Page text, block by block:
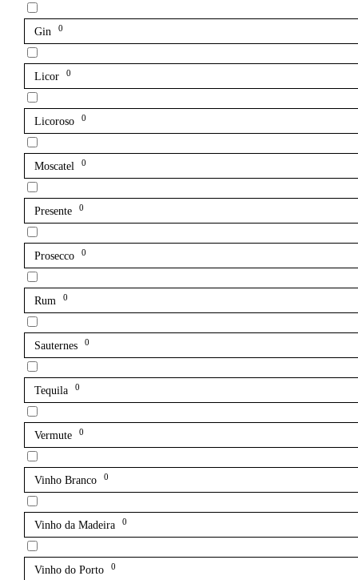
Gin 0
Licor 0
Licoroso 0
Moscatel 0
Presente 0
Prosecco 0
Rum 0
Sauternes 0
Tequila 0
Vermute 0
Vinho Branco 0
Vinho da Madeira 0
Vinho do Porto 0